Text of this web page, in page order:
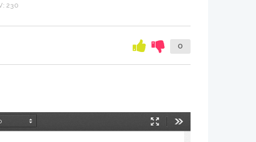
230
0
Način